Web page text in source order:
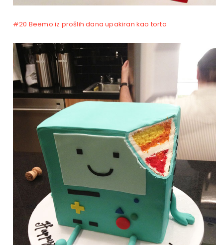
#20 Beemo iz prošlih dana upakiran kao torta